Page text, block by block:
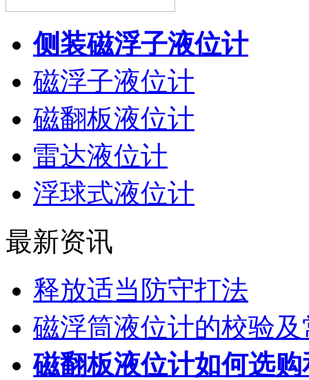
侧装磁浮子液位计
磁浮子液位计
磁翻板液位计
雷达液位计
浮球式液位计
最新资讯
释放适当防守打法
磁浮筒液位计的校验
磁翻板液位计如何选